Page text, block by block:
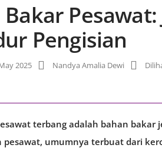
Pengisian
2025 Nandya Amalia Dewi
terbang adalah bahan
pesawat, umumnya terbuat dari